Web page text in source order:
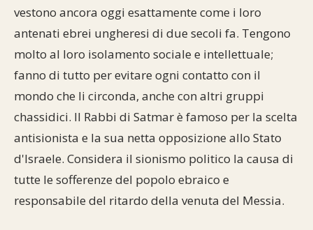
vestono ancora oggi esattamente come i loro
antenati ebrei ungheresi di due secoli fa. Tengono
molto al loro isolamento sociale e intellettuale;
fanno di tutto per evitare ogni contatto con il
mondo che li circonda, anche con altri gruppi
chassidici. Il Rabbi di Satmar è famoso per la scelta
antisionista e la sua netta opposizione allo Stato
d'Israele. Considera il sionismo politico la causa di
tutte le sofferenze del popolo ebraico e
responsabile del ritardo della venuta del Messia.